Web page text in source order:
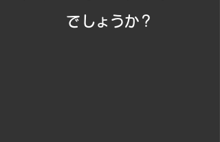
でしょうか？